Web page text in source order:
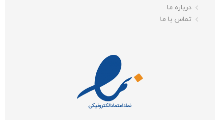
درباره ما
تماس با ما